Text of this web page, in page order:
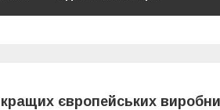
європейських